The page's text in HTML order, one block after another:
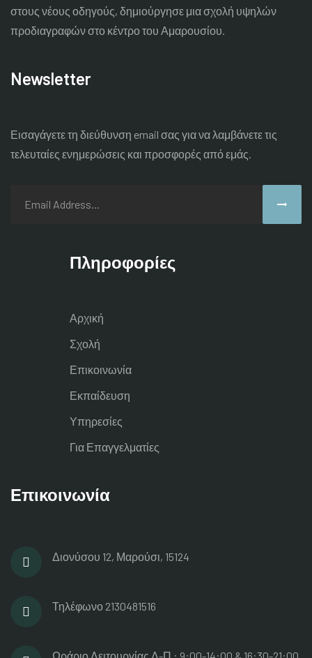
στους νέους οδηγούς, δημιούργησε μια σχολή υψηλών
προδιαγραφών στο κέντρο του Αμαρουσίου.
Newsletter
Εισαγάγετε τη διεύθυνση email σας για να λαμβάνετε τις
τελευταίες ενημερώσεις και προσφορές από εμάς.
Πληροφορίες
Αρχική
Σχολή
Επικοινωνία
Εκπαίδευση
Υπηρεσίες
Για Επαγγελματίες
Επικοινωνία
Διονύσου 12, Μαρούσι, 15124
Τηλέφωνο 2130481516
Ωράριο Λειτουργίας Δ-Π : 9:00-14:00 & 16:30-21:00